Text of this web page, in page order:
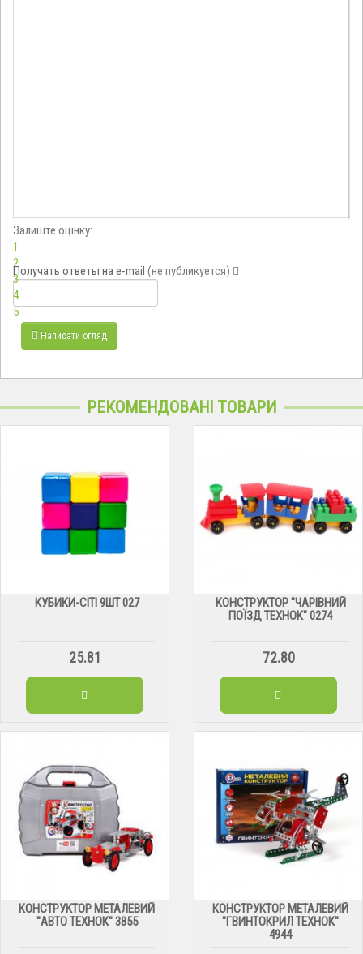
Залиште оцінку:
1
2
3
4
5
Получать ответы на e-mail (не публикуется)
Написати огляд
РЕКОМЕНДОВАНІ ТОВАРИ
КУБИКИ-СІТІ 9ШТ 027
25.81
КОНСТРУКТОР "ЧАРIВНИЙ
ПОЇЗД ТЕХНОК" 0274
72.80
КОНСТРУКТОР МЕТАЛЕВИЙ
"АВТО ТЕХНОК" 3855
КОНСТРУКТОР МЕТАЛЕВИЙ
"ГВИНТОКРИЛ ТЕХНОК"
4944